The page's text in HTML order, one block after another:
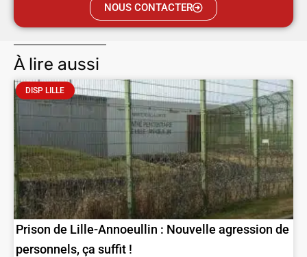
NOUS CONTACTER
À lire aussi
DISP LILLE
Prison de Lille-Annoeullin : Nouvelle agression de
personnels, ça suffit !